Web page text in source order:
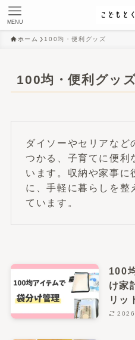
MENU
ホーム 100均・便利グッズ
100均・便利グッ
ダイソーやセリアなど
つかる、子育てに便利
います。収納や家事に
に、手軽に暮らしを整
ています。
100
け家
リッ
2026